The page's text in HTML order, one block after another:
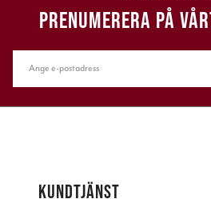
PRENUMERERA PÅ
KUNDTJÄNST